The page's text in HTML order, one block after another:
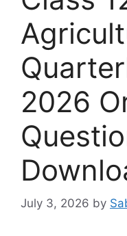
2026
July 3, 2026 by